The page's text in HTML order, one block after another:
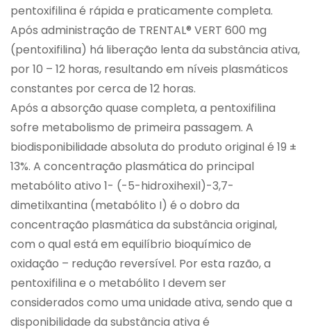
pentoxifilina é rápida e praticamente completa.
Após administração de TRENTAL® VERT 600 mg
(pentoxifilina) há liberação lenta da substância ativa,
por 10 – 12 horas, resultando em níveis plasmáticos
constantes por cerca de 12 horas.
Após a absorção quase completa, a pentoxifilina
sofre metabolismo de primeira passagem. A
biodisponibilidade absoluta do produto original é 19 ±
13%. A concentração plasmática do principal
metabólito ativo 1- (-5-hidroxihexil)-3,7-
dimetilxantina (metabólito I) é o dobro da
concentração plasmática da substância original,
com o qual está em equilíbrio bioquímico de
oxidação – redução reversível. Por esta razão, a
pentoxifilina e o metabólito I devem ser
considerados como uma unidade ativa, sendo que a
disponibilidade da substância ativa é